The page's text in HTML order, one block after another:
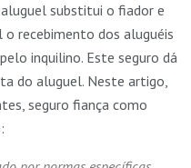
substitui o fiador e
recebimento dos aluguéis
inquilino. Este seguro dá
do aluguel. Neste artigo,
seguro fiança como